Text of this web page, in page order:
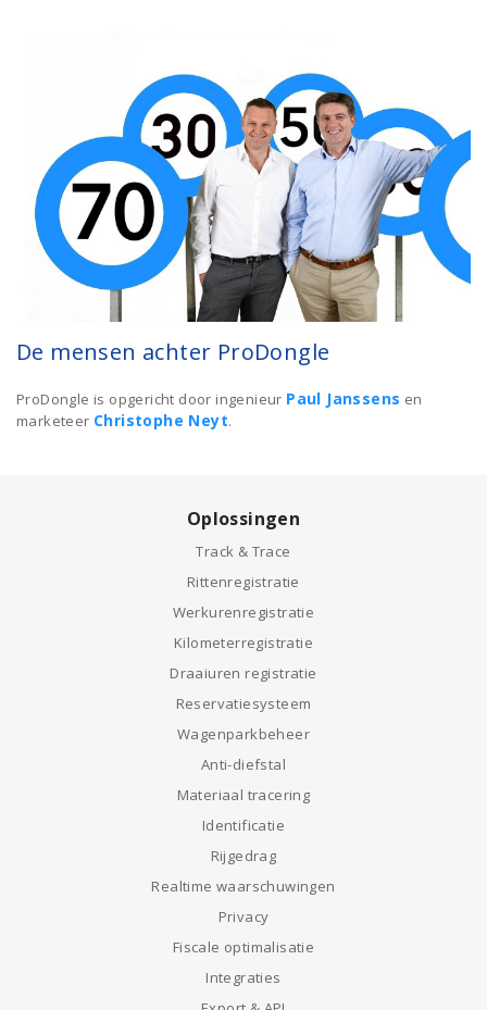
De mensen achter ProDongle
ProDongle is opgericht door ingenieur Paul Janssens en
marketeer Christophe Neyt.
Oplossingen
Track & Trace
Rittenregistratie
Werkurenregistratie
Kilometerregistratie
Draaiuren registratie
Reservatiesysteem
Wagenparkbeheer
Anti-diefstal
Materiaal tracering
Identificatie
Rijgedrag
Realtime waarschuwingen
Privacy
Fiscale optimalisatie
Integraties